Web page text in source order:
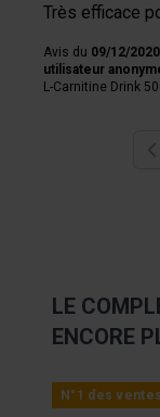
Très efficace
Avis du 09/12/2020
utilisateur
L-Carnitine Drink
LE
ENCORE
Navigating
Press to skip
Press to go to
N°1 des ventes